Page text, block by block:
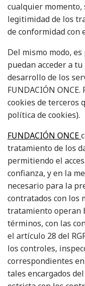
cualquier
legitimidad de los
de conformidad con
Del mismo modo,
puedan acceder a
desarrollo de los
FUNDACIÓN
cookies de terceros
política de cookies).
FUNDACIÓN ONCE
tratamiento de los
permitiendo el
confianza, y en la
necesario para la
contratados con los
tratamiento operan
términos, con las
el artículo 28 del
los controles,
correspondientes
tales encargados